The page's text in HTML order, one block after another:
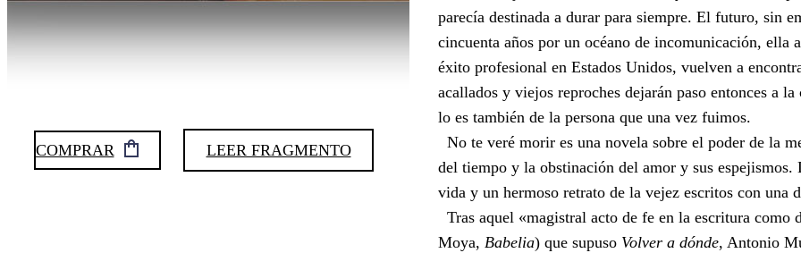
COMPRAR LEER FRAGMENTO
parecía destinada a durar para siempre. El futuro, sin
cincuenta años por un océano de incomunicación, ella
éxito profesional en Estados Unidos, vuelven a
acallados y viejos reproches dejarán paso entonces a
lo es también de la persona que una vez fuimos.
No te veré morir es una novela sobre el poder de la
del tiempo y la obstinación del amor y sus
vida y un hermoso retrato de la vejez escritos con una
Tras aquel «magistral acto de fe en la escritura como
Moya, Babelia) que supuso Volver a dónde, Antonio